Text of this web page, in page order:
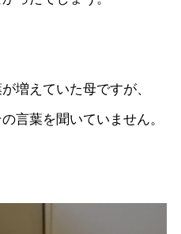
増えていた母ですが、
言葉を聞いていません。